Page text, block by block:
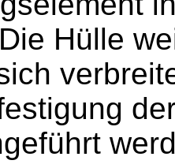
Hülle